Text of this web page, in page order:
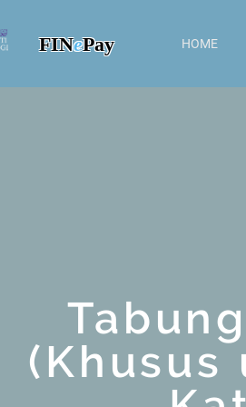
FINePay HOME
(Khusus